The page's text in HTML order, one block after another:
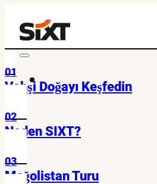
01
Vahşi Doğayı Keşfedin
02
Neden SIXT?
03
Moğolistan Turu